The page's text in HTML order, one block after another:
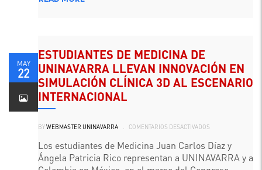
MAY
22
ESTUDIANTES DE MEDICINA DE
UNINAVARRA LLEVAN INNOVACIÓN EN
SIMULACIÓN CLÍNICA 3D AL ESCENARIO
INTERNACIONAL
BYWEBMASTER UNINAVARRA . COMENTARIOS DESACTIVADOS
MEDICINA
DE
UNINAVARRA
LLEVAN
Los estudiantes de Medicina Juan Carlos Díaz y
Ángela Patricia Rico representan a UNINAVARRA y a